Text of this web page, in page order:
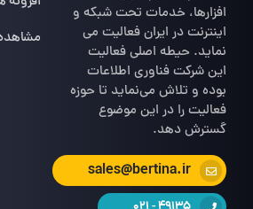
افزارها، خدمات تحت شبکه و
اینترنت در ایران فعالیت می
نماید. حیطه اصلی فعالیت
این شرکت فناوری اطلاعات
بوده و تلاش می‌نماید تا حوزه
فعالیت را در این موضوع
گسترش دهد.
sales@bertina.ir